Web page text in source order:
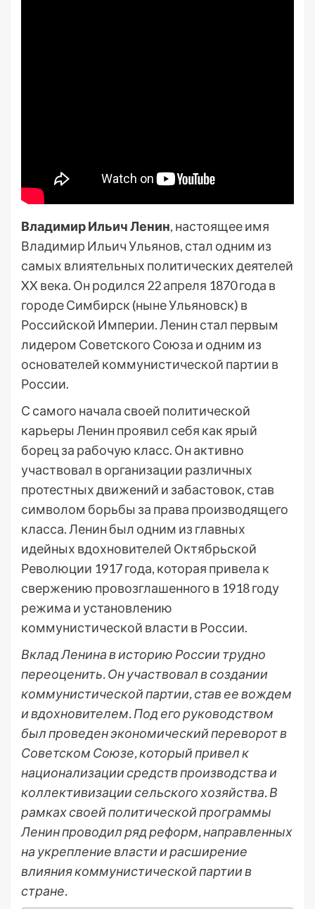
Владимир Ильич Ленин, настоящее имя
Владимир Ильич Ульянов, стал одним из
самых влиятельных политических деятелей
XX века. Он родился 22 апреля 1870 года в
городе Симбирск (ныне Ульяновск) в
Российской Империи. Ленин стал первым
лидером Советского Союза и одним из
основателей коммунистической партии в
России.
С самого начала своей политической
карьеры Ленин проявил себя как ярый
борец за рабочую класс. Он активно
участвовал в организации различных
протестных движений и забастовок, став
символом борьбы за права производящего
класса. Ленин был одним из главных
идейных вдохновителей Октябрьской
Революции 1917 года, которая привела к
свержению провозглашенного в 1918 году
режима и установлению
коммунистической власти в России.
Вклад Ленина в историю России трудно
переоценить. Он участвовал в создании
коммунистической партии, став ее вождем
и вдохновителем. Под его руководством
был проведен экономический переворот в
Советском Союзе, который привел к
национализации средств производства и
коллективизации сельского хозяйства. В
рамках своей политической программы
Ленин проводил ряд реформ, направленных
на укрепление власти и расширение
влияния коммунистической партии в
стране.